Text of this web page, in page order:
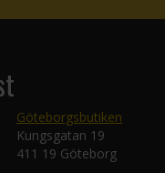
Göteborgsbutiken
Kungsgatan 19
411 19 Göteborg